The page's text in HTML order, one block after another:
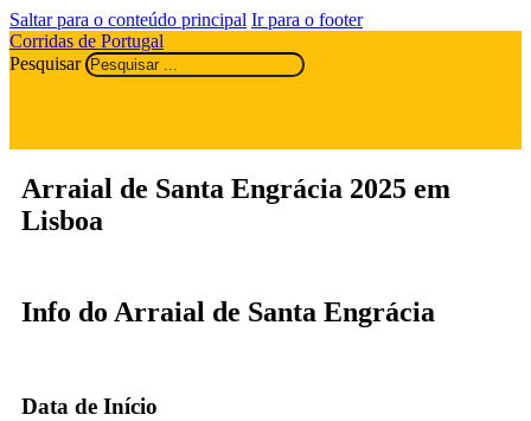
Saltar para o conteúdo principal Ir para o footer
Corridas de Portugal
Pesquisar
Arraial de Santa Engrácia 2025 em
Lisboa
Info do Arraial de Santa Engrácia
Data de Início